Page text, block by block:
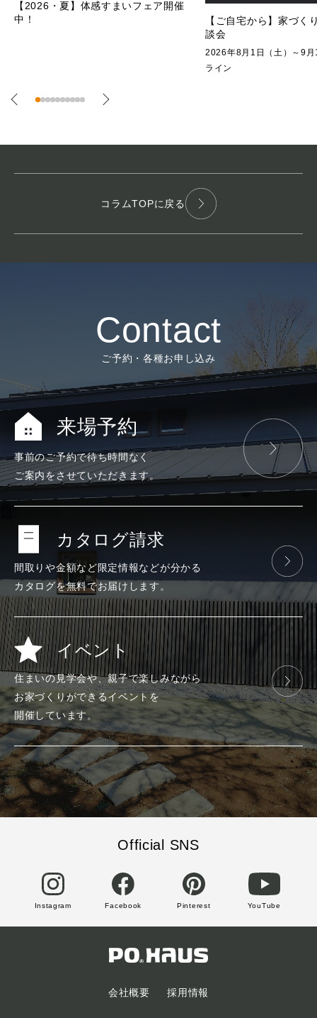
【ご自宅から】家づくりオンライン相
～ゼロから始める注文
ポウハウスの設計相談
2026/9/28(月)まで お近
示場
コラムTOPに戻る
Contact
ご予約・各種お申し込み
来場予約
事前のご予約で待ち時間なく
ご案内をさせていただきます。
カタログ請求
間取りや金額など限定情報などが分かる
カタログを無料でお届けします。
イベント
住まいの見学会や、親子で楽しみながら
お家づくりができるイベントを
開催しています。
Official SNS
Instagram Facebook Pinterest YouTube
会社概要 採用情報